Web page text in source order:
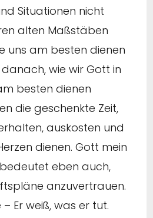
Situationen nicht
alten Maßstäben
uns am besten dienen
wie wir Gott in
besten dienen
die geschenkte Zeit,
auskosten und
dienen. Gott mein
eben auch,
anzuvertrauen.
Er weiß, was er tut.